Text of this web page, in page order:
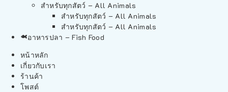
สำหรับทุกสัตว์ – All Animals
สำหรับทุกสัตว์ – All Animals
สำหรับทุกสัตว์ – All Animals
อาหารปลา – Fish Food
หน้าหลัก
เกี่ยวกับเรา
ร้านค้า
โพสต์